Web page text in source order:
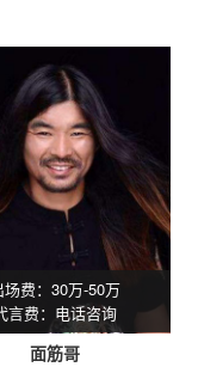
场费：30万-50万
言费：电话咨询
面筋哥